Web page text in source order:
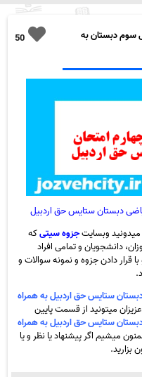
50
سوم دبستان به
دبستان ستایس حق اردبیل
وبسایتجزوه سیتیکه
دانشجویان و تمامی افراد
دادن جزوه و نمونه سوالات و
ستایس حق اردبیل به همراه
میتونید از قسمت پایین
ستایس حق اردبیل به همراه
میشیم اگر پیشنهاد یا نظر و یا
بزارید.